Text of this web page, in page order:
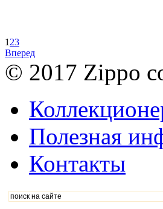
1 23
Вперед
© 2017 Zippo
Полезная
Контакты